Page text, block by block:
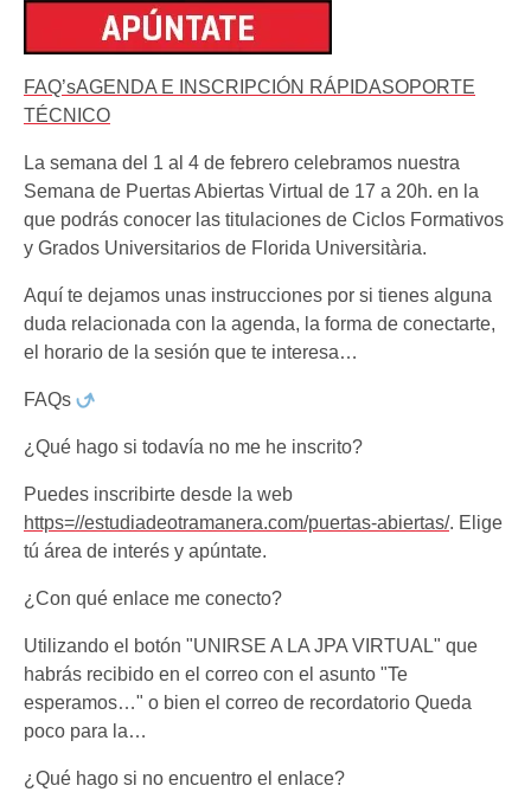
FAQ’sAGENDA E INSCRIPCIÓN RÁPIDASOPORTE
TÉCNICO
La semana del 1 al 4 de febrero celebramos nuestra
Semana de Puertas Abiertas Virtual de 17 a 20h. en la
que podrás conocer las titulaciones de Ciclos Formativos
y Grados Universitarios de Florida Universitària.
Aquí te dejamos unas instrucciones por si tienes alguna
duda relacionada con la agenda, la forma de conectarte,
el horario de la sesión que te interesa…
FAQs
¿Qué hago si todavía no me he inscrito?
Puedes inscribirte desde la web
https=//estudiadeotramanera.com/puertas-abiertas/. Elige
tú área de interés y apúntate.
¿Con qué enlace me conecto?
Utilizando el botón "UNIRSE A LA JPA VIRTUAL" que
habrás recibido en el correo con el asunto "Te
esperamos…" o bien el correo de recordatorio Queda
poco para la…
¿Qué hago si no encuentro el enlace?